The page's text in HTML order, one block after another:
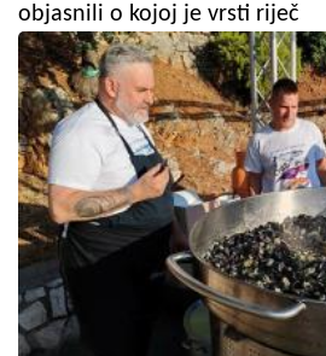
objasnili o kojoj je vrsti riječ